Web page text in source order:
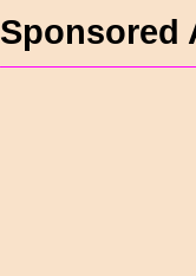
Sponsored